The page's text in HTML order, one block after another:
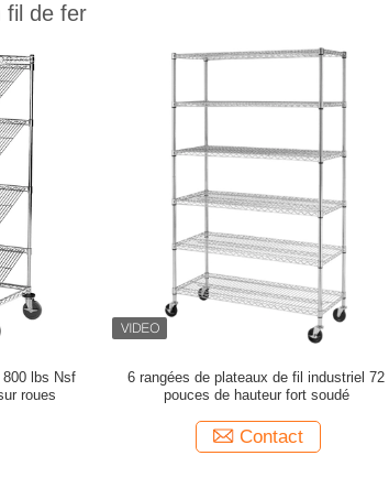
fil de fer
800 lbs Nsf
roues
6 rangées de plateaux de fil industriel 72
pouces de hauteur fort soudé
Contact